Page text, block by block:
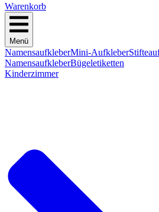
Warenkorb
Menü
NamensaufkleberMini-Aufkleber
NamensaufkleberBügeletiketten
Kinderzimmer